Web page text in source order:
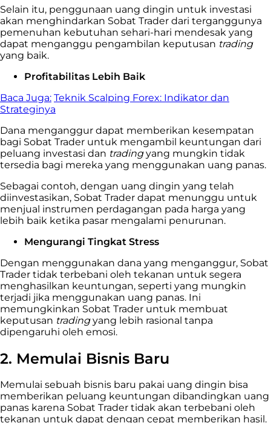
Selain itu, penggunaan uang dingin untuk investasi
akan menghindarkan Sobat Trader dari terganggunya
pemenuhan kebutuhan sehari-hari mendesak yang
dapat menganggu pengambilan keputusan trading
yang baik.
Profitabilitas Lebih Baik
Baca Juga: Teknik Scalping Forex: Indikator dan
Strateginya
Dana menganggur dapat memberikan kesempatan
bagi Sobat Trader untuk mengambil keuntungan dari
peluang investasi dan tradingyang mungkin tidak
tersedia bagi mereka yang menggunakan uang panas.
Sebagai contoh, dengan uang dingin yang telah
diinvestasikan, Sobat Trader dapat menunggu untuk
menjual instrumen perdagangan pada harga yang
lebih baik ketika pasar mengalami penurunan.
Mengurangi Tingkat Stress
Dengan menggunakan dana yang menganggur, Sobat
Trader tidak terbebani oleh tekanan untuk segera
menghasilkan keuntungan, seperti yang mungkin
terjadi jika menggunakan uang panas. Ini
memungkinkan Sobat Trader untuk membuat
keputusan tradingyang lebih rasional tanpa
dipengaruhi oleh emosi.
2. Memulai Bisnis Baru
Memulai sebuah bisnis baru pakai uang dingin bisa
memberikan peluang keuntungan dibandingkan uang
panas karena Sobat Trader tidak akan terbebani oleh
tekanan untuk dapat dengan cepat memberikan hasil.